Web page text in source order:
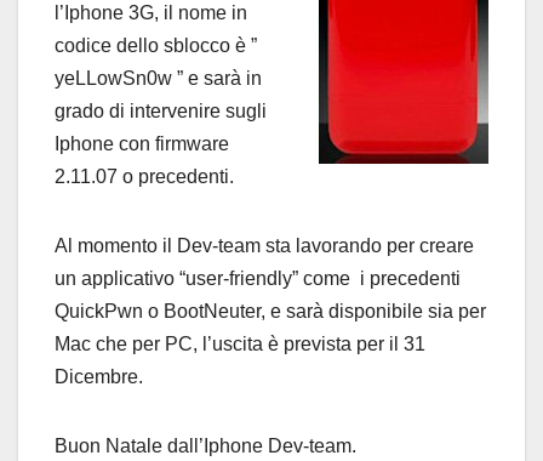
l’Iphone 3G, il nome in
codice dello sblocco è ”
yeLLowSn0w ” e sarà in
grado di intervenire sugli
Iphone con firmware
2.11.07 o precedenti.
Al momento il Dev-team sta lavorando per creare
un applicativo “user-friendly” come i precedenti
QuickPwn o BootNeuter, e sarà disponibile sia per
Mac che per PC, l’uscita è prevista per il 31
Dicembre.
Buon Natale dall’Iphone Dev-team.